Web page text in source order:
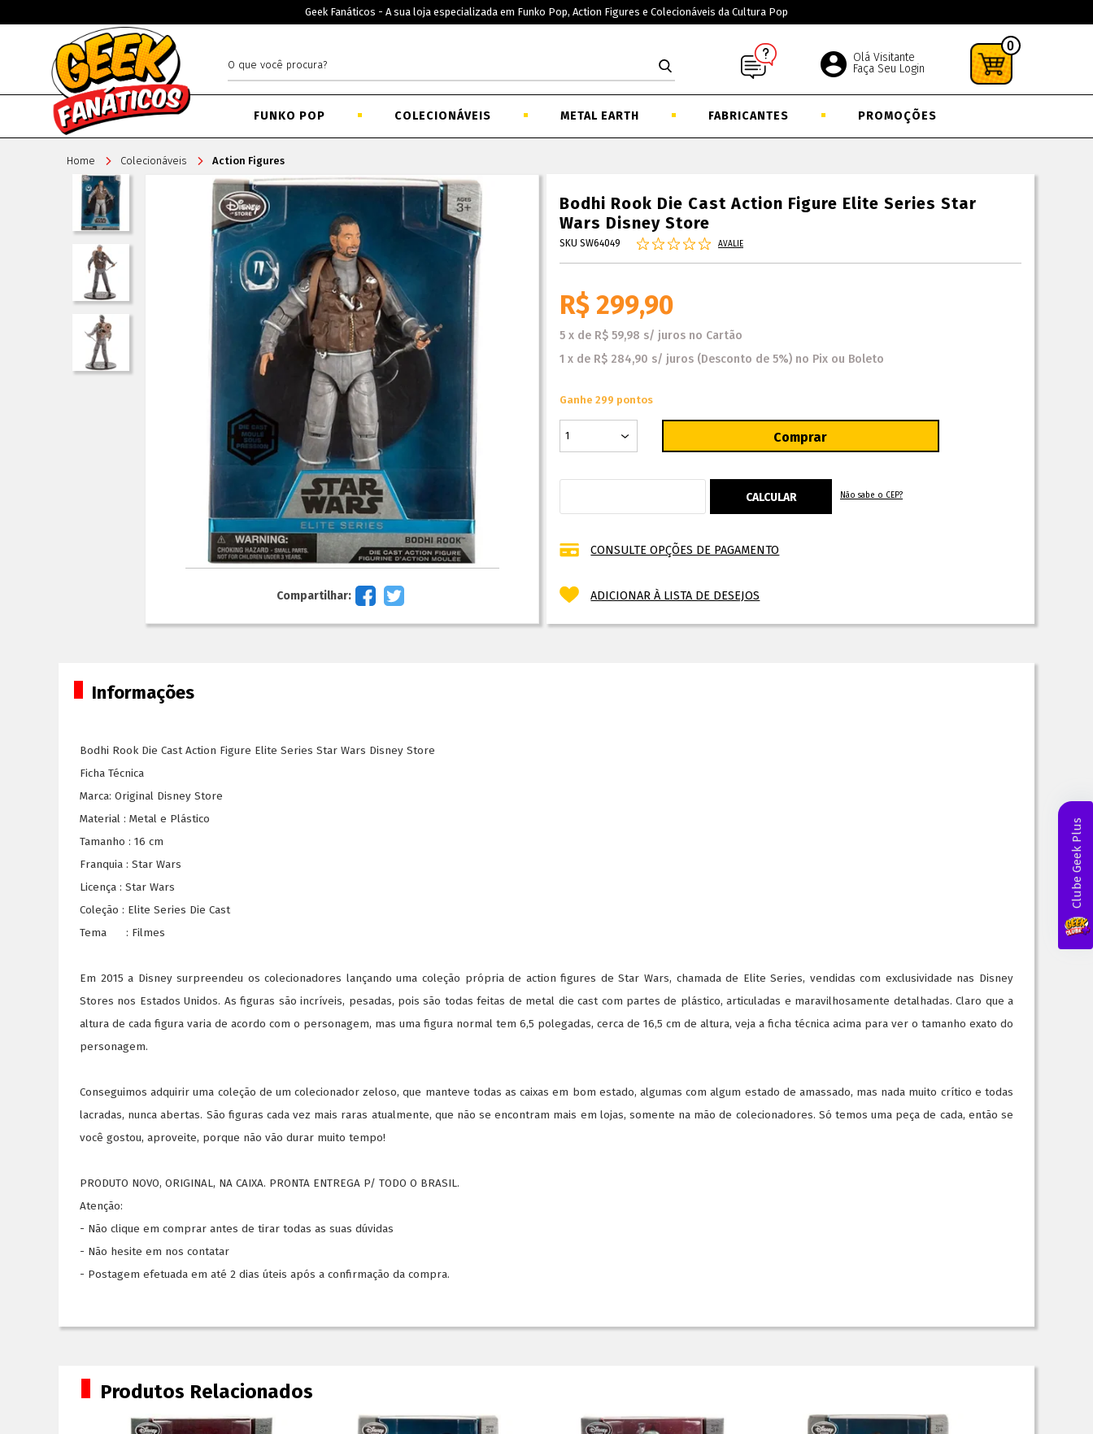
Geek Fanáticos - A sua loja especializada em Funko Pop, Action Figures e Colecionáveis da Cultura Pop
Olá Visitante
Faça Seu Login
0
FUNKO POP COLECIONÁVEIS METAL EARTH FABRICANTES PROMOÇÕES
Home Colecionáveis Action Figures
Compartilhar:
Bodhi Rook Die Cast Action Figure Elite Series Star
Wars Disney Store
SKU SW64049 AVALIE
R$ 299,90
5 x de R$ 59,98 s/ juros no Cartão
1 x de R$ 284,90 s/ juros (Desconto de 5%) no Pix ou Boleto
Ganhe 299 pontos
Não sabe o CEP?
CONSULTE OPÇÕES DE PAGAMENTO
ADICIONAR À LISTA DE DESEJOS
Informações
Bodhi Rook Die Cast Action Figure Elite Series Star Wars Disney Store
Ficha Técnica
Marca: Original Disney Store
Material : Metal e Plástico
Tamanho : 16 cm
Franquia : Star Wars
Licença : Star Wars
Coleção : Elite Series Die Cast
Tema : Filmes
Em 2015 a Disney surpreendeu os colecionadores lançando uma coleção própria de action figures de Star Wars, chamada de Elite Series, vendidas com exclusividade nas Disney
Stores nos Estados Unidos. As figuras são incríveis, pesadas, pois são todas feitas de metal die cast com partes de plástico, articuladas e maravilhosamente detalhadas. Claro que a
altura de cada figura varia de acordo com o personagem, mas uma figura normal tem 6,5 polegadas, cerca de 16,5 cm de altura, veja a ficha técnica acima para ver o tamanho exato do
personagem.
Conseguimos adquirir uma coleção de um colecionador zeloso, que manteve todas as caixas em bom estado, algumas com algum estado de amassado, mas nada muito crítico e todas
lacradas, nunca abertas. São figuras cada vez mais raras atualmente, que não se encontram mais em lojas, somente na mão de colecionadores. Só temos uma peça de cada, então se
você gostou, aproveite, porque não vão durar muito tempo!
PRODUTO NOVO, ORIGINAL, NA CAIXA. PRONTA ENTREGA P/ TODO O BRASIL.
Atenção:
- Não clique em comprar antes de tirar todas as suas dúvidas
- Não hesite em nos contatar
- Postagem efetuada em até 2 dias úteis após a confirmação da compra.
Produtos Relacionados
Clube Geek Plus